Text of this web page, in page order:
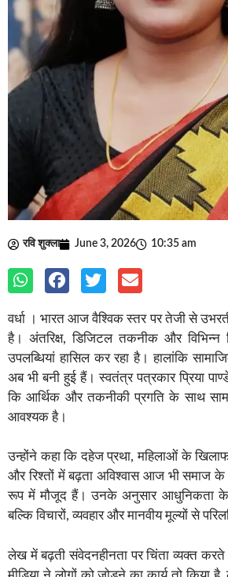
रवि शुक्ला June 3, 2026 10:35 am
वर्धा । भारत आज वैश्विक स्तर पर तेजी से
है। अंतरिक्ष, डिजिटल तकनीक और विभिन्न
उपलब्धियां हासिल कर रहा है। हालांकि
अब भी बनी हुई हैं। स्वतंत्र पत्रकार प्रिया
कि आर्थिक और तकनीकी प्रगति के साथ
आवश्यक है।
उन्होंने कहा कि दहेज प्रथा, महिलाओं के खिलाफ
और रिश्तों में बढ़ता अविश्वास आज भी समाज
रूप में मौजूद हैं। उनके अनुसार आधुनिकता
बल्कि विचारों, व्यवहार और मानवीय मूल्यों से
लेख में बढ़ती संवेदनहीनता पर चिंता व्यक्त